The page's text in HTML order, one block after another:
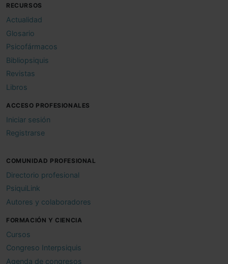
RECURSOS
Actualidad
Glosario
Psicofármacos
Bibliopsiquis
Revistas
Libros
ACCESO PROFESIONALES
Iniciar sesión
Registrarse
COMUNIDAD PROFESIONAL
Directorio profesional
PsiquiLink
Autores y colaboradores
FORMACIÓN Y CIENCIA
Cursos
Congreso Interpsiquis
Agenda de congresos